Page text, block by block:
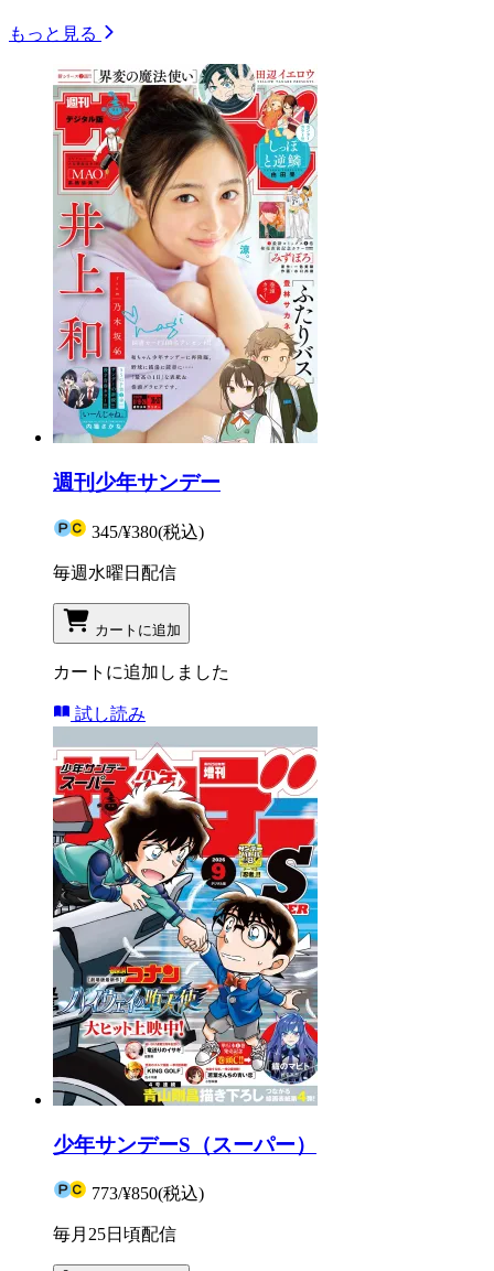
もっと見る
週刊少年サンデー
345/¥380(税込)
毎週水曜日配信
カートに追加
カートに追加しました
試し読み
少年サンデーS（スーパー）
773/¥850(税込)
毎月25日頃配信